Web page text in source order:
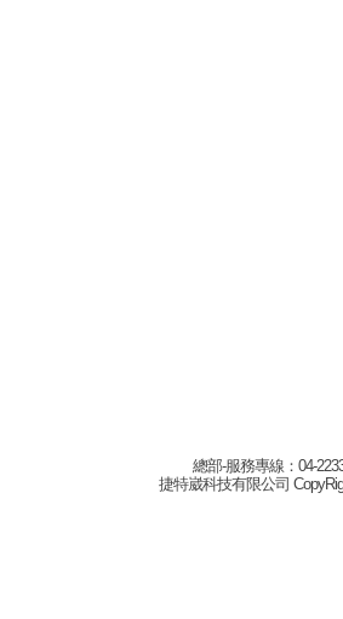
總部-服務專線：04-
捷特崴科技有限公司